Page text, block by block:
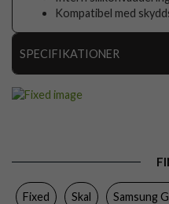
Kompatibel med
SPECIFIKATIONER
Fixed Skal Samsung